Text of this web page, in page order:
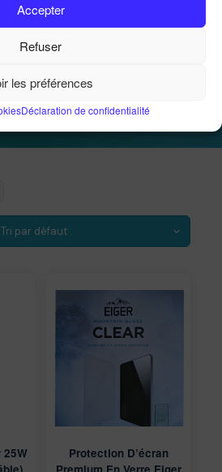
Accepter
Refuser
les préférences
Déclaration de confidentialité
Samsung
25W
Protection D’écran
Premium En Verre Eiger